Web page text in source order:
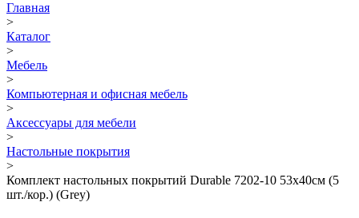
Главная
>
Каталог
>
Мебель
>
Компьютерная и офисная мебель
>
Аксессуары для мебели
>
Настольные покрытия
>
Комплект настольных покрытий Durable 7202-10 53х40см (5
шт./кор.) (Grey)